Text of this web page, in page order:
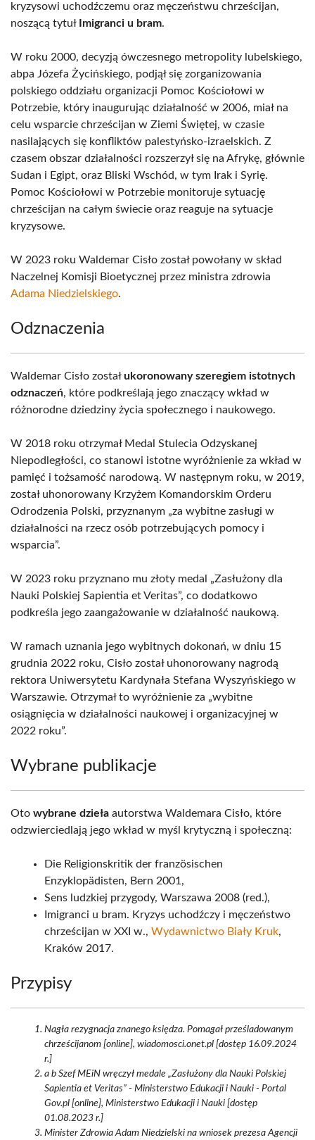
kryzysowi uchodźczemu oraz męczeństwu chrześcijan,
noszącą tytuł Imigranci u bram.
W roku 2000, decyzją ówczesnego metropolity lubelskiego,
abpa Józefa Życińskiego, podjął się zorganizowania
polskiego oddziału organizacji Pomoc Kościołowi w
Potrzebie, który inaugurując działalność w 2006, miał na
celu wsparcie chrześcijan w Ziemi Świętej, w czasie
nasilających się konfliktów palestyńsko-izraelskich. Z
czasem obszar działalności rozszerzył się na Afrykę, głównie
Sudan i Egipt, oraz Bliski Wschód, w tym Irak i Syrię.
Pomoc Kościołowi w Potrzebie monitoruje sytuację
chrześcijan na całym świecie oraz reaguje na sytuacje
kryzysowe.
W 2023 roku Waldemar Cisło został powołany w skład
Naczelnej Komisji Bioetycznej przez ministra zdrowia
Adama Niedzielskiego.
Odznaczenia
Waldemar Cisło zostałukoronowany szeregiem istotnych
odznaczeń, które podkreślają jego znaczący wkład w
różnorodne dziedziny życia społecznego i naukowego.
W 2018 roku otrzymał Medal Stulecia Odzyskanej
Niepodległości, co stanowi istotne wyróżnienie za wkład w
pamięć i tożsamość narodową. W następnym roku, w 2019,
został uhonorowany Krzyżem Komandorskim Orderu
Odrodzenia Polski, przyznanym „za wybitne zasługi w
działalności na rzecz osób potrzebujących pomocy i
wsparcia”.
W 2023 roku przyznano mu złoty medal „Zasłużony dla
Nauki Polskiej Sapientia et Veritas”, co dodatkowo
podkreśla jego zaangażowanie w działalność naukową.
W ramach uznania jego wybitnych dokonań, w dniu 15
grudnia 2022 roku, Cisło został uhonorowany nagrodą
rektora Uniwersytetu Kardynała Stefana Wyszyńskiego w
Warszawie. Otrzymał to wyróżnienie za „wybitne
osiągnięcia w działalności naukowej i organizacyjnej w
2022 roku”.
Wybrane publikacje
Oto wybrane dzieła autorstwa Waldemara Cisło, które
odzwierciedlają jego wkład w myśl krytyczną i społeczną:
Die Religionskritik der französischen
Enzyklopädisten, Bern 2001,
Sens ludzkiej przygody, Warszawa 2008 (red.),
Imigranci u bram. Kryzys uchodźczy i męczeństwo
chrześcijan w XXI w., Wydawnictwo Biały Kruk,
Kraków 2017.
Przypisy
Nagła rezygnacja znanego księdza. Pomagał prześladowanym
chrześcijanom [online], wiadomosci.onet.pl [dostęp 16.09.2024
r.]
a b Szef MEiN wręczył medale „Zasłużony dla Nauki Polskiej
Sapientia et Veritas” - Ministerstwo Edukacji i Nauki - Portal
Gov.pl [online], Ministerstwo Edukacji i Nauki [dostęp
01.08.2023 r.]
Minister Zdrowia Adam Niedzielski na wniosek prezesa Agencji